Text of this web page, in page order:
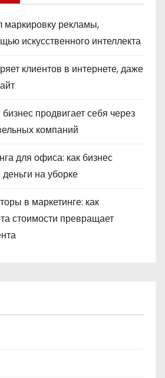
рекламы,
искусственного интеллекта
клиентов в интернете, даже
продвигает себя через
компаний
для офиса: как бизнес
на уборке
в маркетинге: как
стоимости превращает